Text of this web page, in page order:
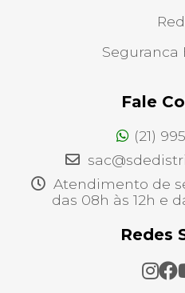
Seguranca
Fale
(21)
Atendimento de
das 08h às 12h e
Redes